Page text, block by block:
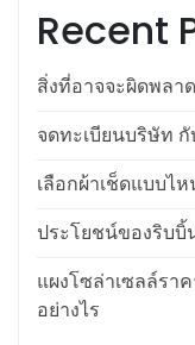
Recent
สิ่งที่อาจจะผิดพลา
จดทะเบียนบริษัท กั
เลือกผ้าเช็ดแบบไ
ประโยชน์ของริบบิ้
แผงโซล่าเซลล์รา
อย่างไร